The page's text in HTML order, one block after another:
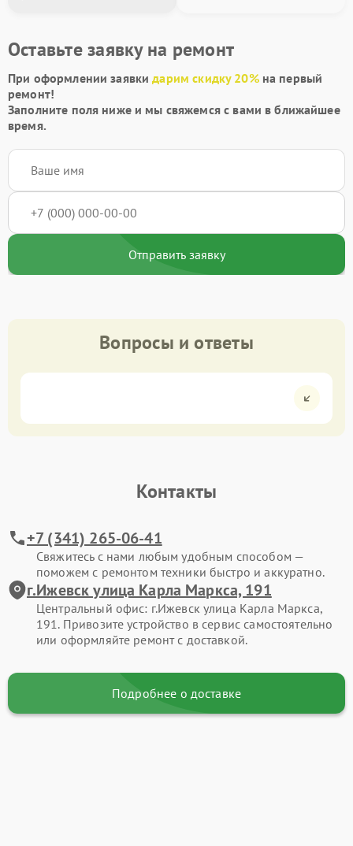
Оставьте заявку на ремонт
При оформлении заявкидарим скидку 20%на первый
ремонт!
Заполните поля ниже и мы свяжемся с вами в ближайшее
время.
Отправить заявку
Вопросы и ответы
Контакты
+7 (341) 265-06-41
Свяжитесь с нами любым удобным способом —
поможем с ремонтом техники быстро и аккуратно.
г.Ижевск улица Карла Маркса, 191
Центральный офис: г.Ижевск улица Карла Маркса,
191. Привозите устройство в сервис самостоятельно
или оформляйте ремонт с доставкой.
Подробнее о доставке